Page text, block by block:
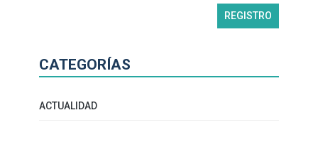
CATEGORÍAS
ACTUALIDAD